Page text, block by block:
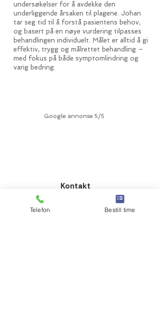
undersøkelser for å avdekke den
underliggende årsaken til plagene. Johan
tar seg tid til å forstå pasientens behov,
og basert på en nøye vurdering tilpasses
behandlingen individuelt. Målet er alltid å gi
effektiv, trygg og målrettet behandling –
med fokus på både symptomlindring og
varig bedring.
Google annonse 5/5
Kontakt
Schwartz gate 6, 3043 Drammen, Norge
Telefon Bestill time